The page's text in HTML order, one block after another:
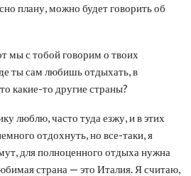
плану, можно будет говорить об
мы с тобой говорим о твоих
ты сам любишь отдыхать, в
какие-то другие страны?
люблю, часто туда езжу, и в этих
отдохнуть, но все-таки, я
для полноценного отдыха нужна
страна — это Италия. Я считаю,